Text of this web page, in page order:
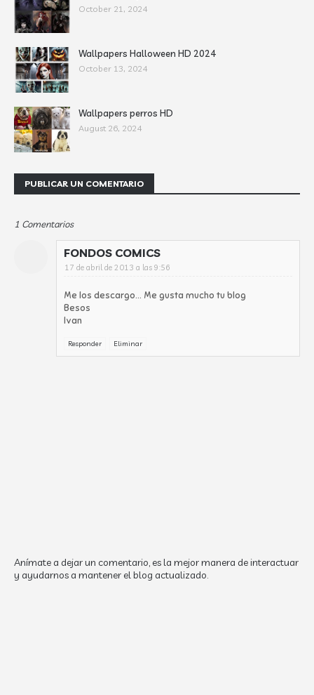
October 21, 2024
Wallpapers Halloween HD 2024
October 13, 2024
Wallpapers perros HD
August 26, 2024
PUBLICAR UN COMENTARIO
1 Comentarios
FONDOS COMICS
17 de abril de 2013 a las 9:56
Me los descargo... Me gusta mucho tu blog
Besos
Ivan
Responder Eliminar
Anímate a dejar un comentario, es la mejor manera de interactuar
y ayudarnos a mantener el blog actualizado.